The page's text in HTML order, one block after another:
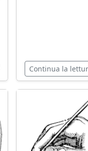
Continua la